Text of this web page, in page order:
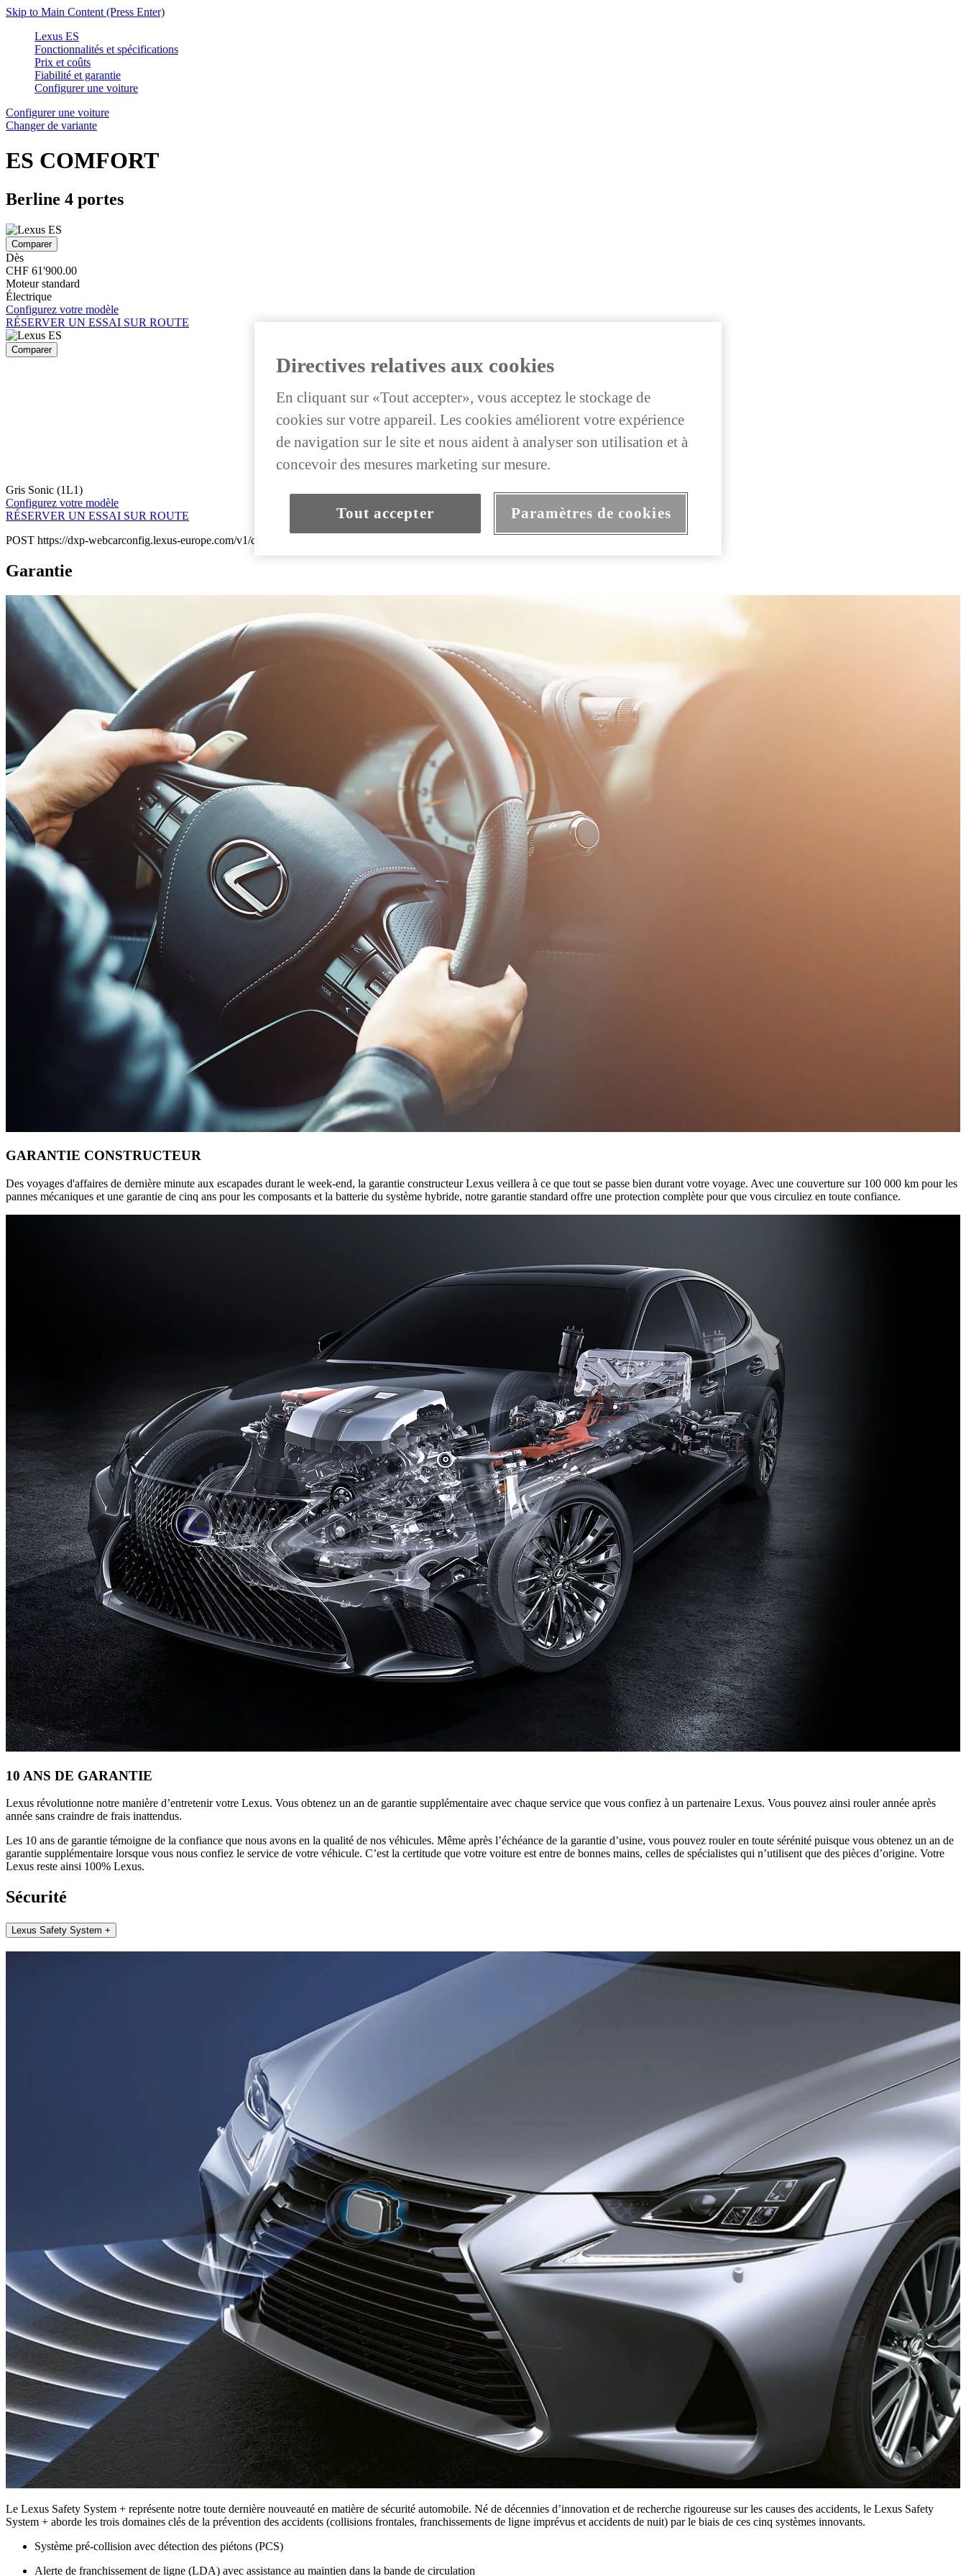
Skip to Main Content (Press Enter)
Lexus ES
Fonctionnalités et spécifications
Prix et coûts
Fiabilité et garantie
Configurer une voiture
Configurer une voiture
Changer de variante
ES COMFORT
Berline 4 portes
Comparer
Dès
CHF 61'900.00
Moteur standard
Électrique
Configurez votre modèle
RÉSERVER UN ESSAI SUR ROUTE
Comparer
Gris Sonic (1L1)
Configurez votre modèle
RÉSERVER UN ESSAI SUR ROUTE
POST https://dxp-webcarconfig.lexus-europe.com/v1/compare-v2/ch/fr
Garantie
GARANTIE CONSTRUCTEUR
Des voyages d'affaires de dernière minute aux escapades durant le week-end, la garantie constructeur Lexus veillera à ce que tout se passe bien durant votre voyage. Avec une couverture sur 100 000 km pour les
pannes mécaniques et une garantie de cinq ans pour les composants et la batterie du système hybride, notre garantie standard offre une protection complète pour que vous circuliez en toute confiance.
10 ANS DE GARANTIE
Lexus révolutionne notre manière d’entretenir votre Lexus. Vous obtenez un an de garantie supplémentaire avec chaque service que vous confiez à un partenaire Lexus. Vous pouvez ainsi rouler année après
année sans craindre de frais inattendus.
Les 10 ans de garantie témoigne de la confiance que nous avons en la qualité de nos véhicules. Même après l’échéance de la garantie d’usine, vous pouvez rouler en toute sérénité puisque vous obtenez un an de
garantie supplémentaire lorsque vous nous confiez le service de votre véhicule. C’est la certitude que votre voiture est entre de bonnes mains, celles de spécialistes qui n’utilisent que des pièces d’origine. Votre
Lexus reste ainsi 100% Lexus.
Sécurité
Lexus Safety System +
Le Lexus Safety System + représente notre toute dernière nouveauté en matière de sécurité automobile. Né de décennies d’innovation et de recherche rigoureuse sur les causes des accidents, le Lexus Safety
System + aborde les trois domaines clés de la prévention des accidents (collisions frontales, franchissements de ligne imprévus et accidents de nuit) par le biais de ces cinq systèmes innovants.
Système pré-collision avec détection des piétons (PCS)
Alerte de franchissement de ligne (LDA) avec assistance au maintien dans la bande de circulation
Directives relatives aux cookies
En cliquant sur «Tout accepter», vous acceptez le stockage de
cookies sur votre appareil. Les cookies améliorent votre expérience
de navigation sur le site et nous aident à analyser son utilisation et à
concevoir des mesures marketing sur mesure.
Tout accepter Paramètres de cookies